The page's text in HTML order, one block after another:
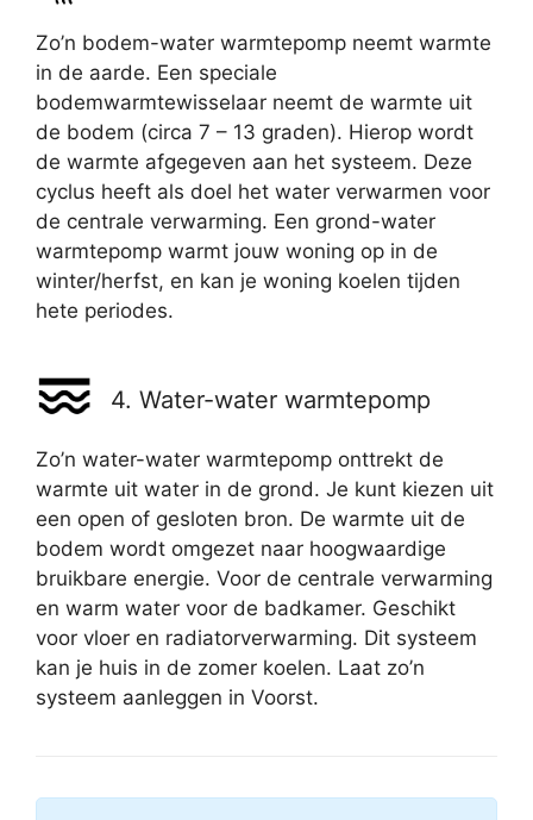
Zo’n bodem-water warmtepomp neemt warmte
in de aarde. Een speciale
bodemwarmtewisselaar neemt de warmte uit
de bodem (circa 7 – 13 graden). Hierop wordt
de warmte afgegeven aan het systeem. Deze
cyclus heeft als doel het water verwarmen voor
de centrale verwarming. Een grond-water
warmtepomp warmt jouw woning op in de
winter/herfst, en kan je woning koelen tijden
hete periodes.
4. Water-water warmtepomp
Zo’n water-water warmtepomp onttrekt de
warmte uit water in de grond. Je kunt kiezen uit
een open of gesloten bron. De warmte uit de
bodem wordt omgezet naar hoogwaardige
bruikbare energie. Voor de centrale verwarming
en warm water voor de badkamer. Geschikt
voor vloer en radiatorverwarming. Dit systeem
kan je huis in de zomer koelen. Laat zo’n
systeem aanleggen in Voorst.